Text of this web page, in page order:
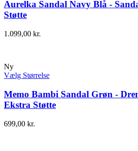
Aurelka Sandal Navy Blå -
Støtte
1.099,00 kr.
Ny
Vælg Størrelse
Memo Bambi Sandal Grøn -
Ekstra Støtte
699,00 kr.